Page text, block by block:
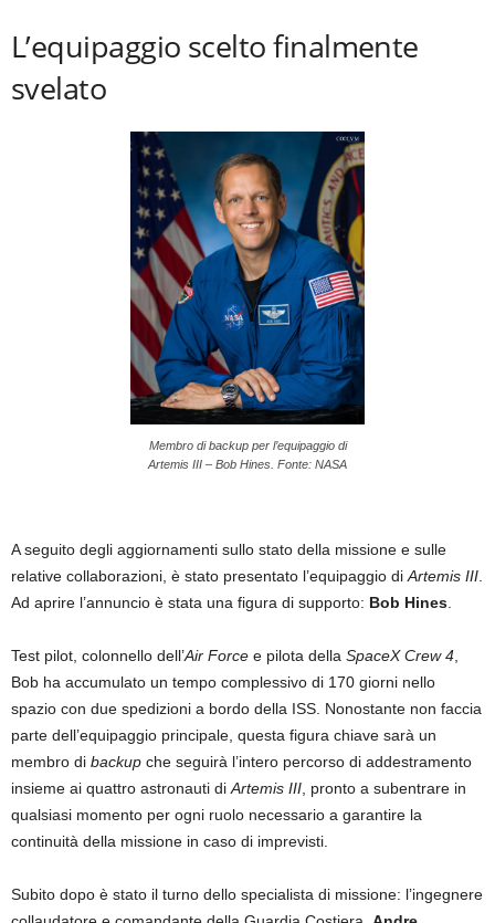
L’equipaggio scelto finalmente
svelato
Membro di backup per l’equipaggio di
Artemis III – Bob Hines. Fonte: NASA
A seguito degli aggiornamenti sullo stato della missione e sulle
relative collaborazioni, è stato presentato l’equipaggio di Artemis III
Ad aprire l’annuncio è stata una figura di supporto: Bob Hines
Test pilot, colonnello dell’Air Force e pilota della SpaceX Crew 4
Bob ha accumulato un tempo complessivo di 170 giorni nello
spazio con due spedizioni a bordo della ISS. Nonostante non faccia
parte dell’equipaggio principale, questa figura chiave sarà un
membro di backup che seguirà l’intero percorso di addestramento
insieme ai quattro astronauti di Artemis III , pronto a subentrare in
qualsiasi momento per ogni ruolo necessario a garantire la
continuità della missione in caso di imprevisti.
Subito dopo è stato il turno dello specialista di missione: l’ingegnere